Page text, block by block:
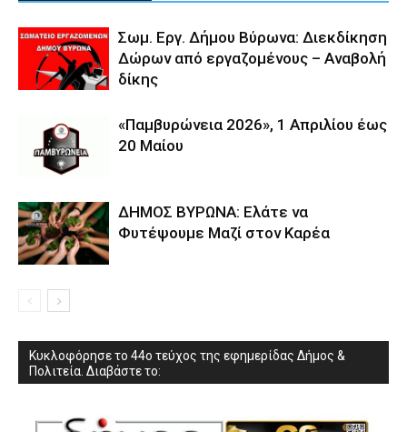
Σωμ. Εργ. Δήμου Βύρωνα: Διεκδίκηση
Δώρων από εργαζομένους – Αναβολή
δίκης
«Παμβυρώνεια 2026», 1 Απριλίου έως
20 Μαίου
ΔΗΜΟΣ ΒΥΡΩΝΑ: Ελάτε να
Φυτέψουμε Μαζί στον Καρέα
Κυκλοφόρησε το 44ο τεύχος της εφημερίδας Δήμος &
Πολιτεία. Διαβάστε το: